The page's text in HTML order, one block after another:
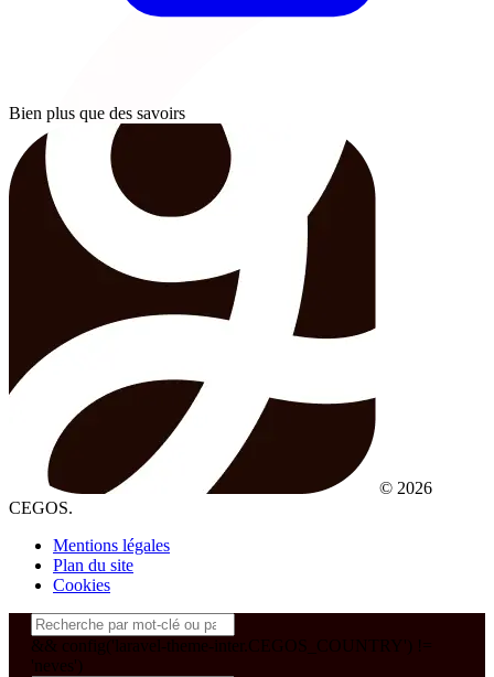
Bien plus que des savoirs
© 2026
CEGOS.
Mentions légales
Plan du site
Cookies
&& config('laravel-theme-inter.CEGOS_COUNTRY') !=
'neves')